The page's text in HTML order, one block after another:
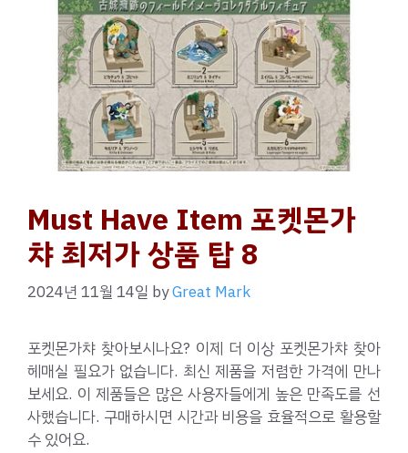
Must Have Item 포켓몬가
챠 최저가 상품 탑 8
2024년 11월 14일 byGreat Mark
포켓몬가챠 찾아보시나요? 이제 더 이상 포켓몬가챠 찾아
헤매실 필요가 없습니다. 최신 제품을 저렴한 가격에 만나
보세요. 이 제품들은 많은 사용자들에게 높은 만족도를 선
사했습니다. 구매하시면 시간과 비용을 효율적으로 활용할
수 있어요.